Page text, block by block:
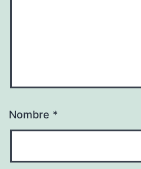
Nombre *